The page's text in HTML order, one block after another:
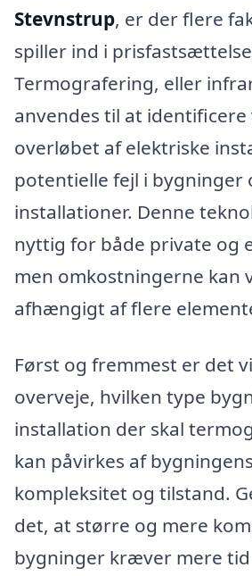
Stevnstrup, er der flere
spiller ind i
Termografering, eller
anvendes til at
overløbet af elektriske
potentielle fejl i bygninger
installationer. Denne
nyttig for både private og
men omkostningerne kan
afhængigt af flere
Først og fremmest er det
overveje, hvilken type
installation der skal
kan påvirkes af
kompleksitet og tilstand.
det, at større og mere
bygninger kræver mere